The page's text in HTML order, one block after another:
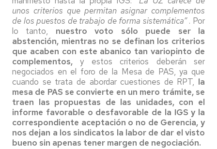
unos criterios que permitan asignar complementos
de los puestos de trabajo de forma sistemática”. Por
lo tanto, nuestro voto sólo puede ser la
abstención, mientras no se definan los criterios
que acaben con este abanico tan variopinto de
complementos, y estos criterios deberán ser
negociados en el foro de la Mesa de PAS, ya que
cuando se trata de abordar cuestiones de RPT, la
mesa de PAS se convierte en un mero trámite, se
traen las propuestas de las unidades, con el
informe favorable o desfavorable de la IGS y la
correspondiente aceptación o no de Gerencia, y
nos dejan a los sindicatos la labor de dar el visto
bueno sin apenas tener margen de negociación.